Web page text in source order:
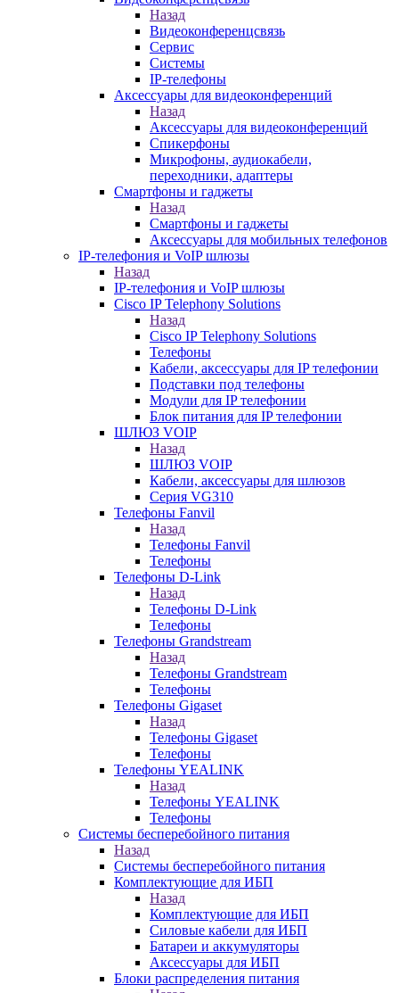
Назад
Видеоконференцсвязь
Сервис
Системы
IP-телефоны
Аксессуары для видеоконференций
Назад
Аксессуары для видеоконференций
Спикерфоны
Микрофоны, аудиокабели,
переходники, адаптеры
Смартфоны и гаджеты
Назад
Смартфоны и гаджеты
Аксессуары для мобильных телефонов
IP-телефония и VoIP шлюзы
Назад
IP-телефония и VoIP шлюзы
Cisco IP Telephony Solutions
Назад
Cisco IP Telephony Solutions
Телефоны
Кабели, аксессуары для IP телефонии
Подставки под телефоны
Модули для IP телефонии
Блок питания для IP телефонии
ШЛЮЗ VOIP
Назад
ШЛЮЗ VOIP
Кабели, аксессуары для шлюзов
Серия VG310
Телефоны Fanvil
Назад
Телефоны Fanvil
Телефоны
Телефоны D-Link
Назад
Телефоны D-Link
Телефоны
Телефоны Grandstream
Назад
Телефоны Grandstream
Телефоны
Телефоны Gigaset
Назад
Телефоны Gigaset
Телефоны
Телефоны YEALINK
Назад
Телефоны YEALINK
Телефоны
Системы бесперебойного питания
Назад
Системы бесперебойного питания
Комплектующие для ИБП
Назад
Комплектующие для ИБП
Силовые кабели для ИБП
Батареи и аккумуляторы
Аксессуары для ИБП
Блоки распределения питания